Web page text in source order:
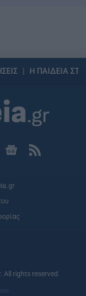
Η ΠΑΙΔΕΙΑ
All rights reserved.